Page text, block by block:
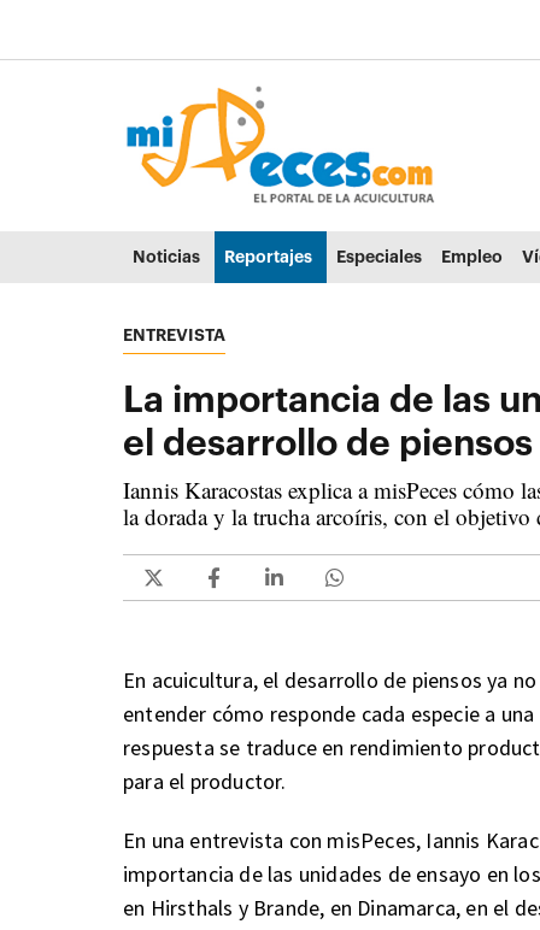
Ir al menú principal (alt + u)
Noticias Reportajes Especiales Empleo
ENTREVISTA
La importancia de las
el desarrollo de
Iannis Karacostas explica a misPeces cómo
la dorada y la trucha arcoíris, con el
En acuicultura, el desarrollo de piensos ya
entender cómo responde cada especie a
respuesta se traduce en rendimiento
para el productor.
En una entrevista con misPeces, Iannis
importancia de las unidades de ensayo en
en Hirsthals y Brande, en Dinamarca, en el